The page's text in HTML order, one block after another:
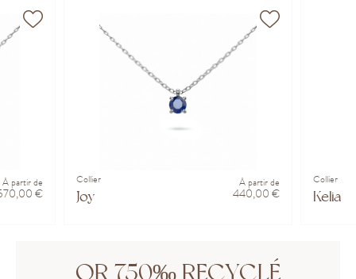
À partir de
€
Collier
Joy
À partir de
440,00 €
Collier
Kelia
OR 750‰ RECYCLÉ